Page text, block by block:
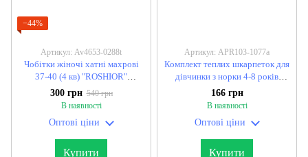
−44%
Артикул: Av4653-0288t
Чобітки жіночі хатні махрові
37-40 (4 кв) "ROSHIOR"
недорого від прямого
300 грн 540 грн
В наявності
Оптові ціни
Купити
Артикул: APR103-1077a
Комплект теплих шкарпеток для
дівчинки з норки 4-8 років
"MASLOVA "дорого від прямого
166 грн
В наявності
Оптові ціни
Купити